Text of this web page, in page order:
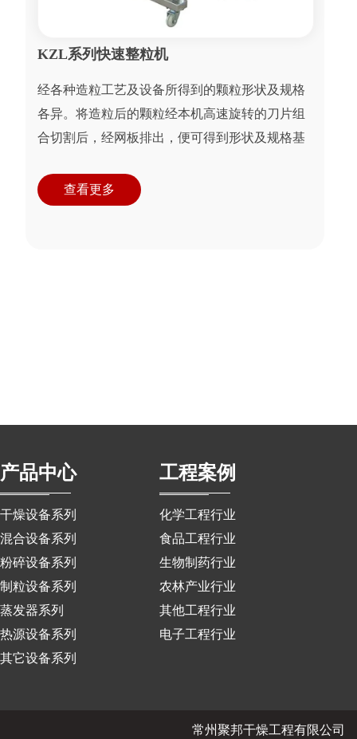
KZL系列快速整粒机
经各种造粒工艺及设备所得到的颗粒形状及规格
各异。将造粒后的颗粒经本机高速旋转的刀片组
合切割后，经网板排出，便可得到形状及规格基
查看更多
产品中心
干燥设备系列
混合设备系列
粉碎设备系列
制粒设备系列
蒸发器系列
热源设备系列
其它设备系列
工程案例
化学工程行业
食品工程行业
生物制药行业
农林产业行业
其他工程行业
电子工程行业
常州聚邦干燥工程有限公司